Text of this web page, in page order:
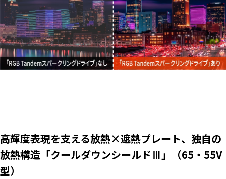
高輝度表現を支える放熱×遮熱プレート、独自の
放熱構造「クールダウンシールドⅢ」（65・55V
型）